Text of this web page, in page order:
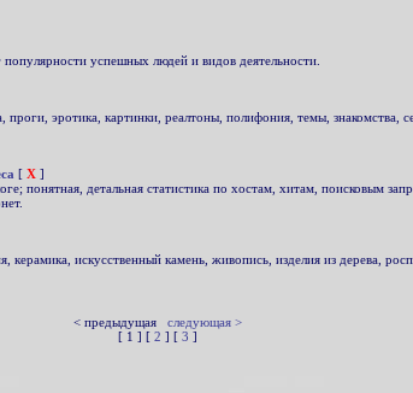
успешных людей и видов деятельности.
проги, эротика, картинки, реалтоны, полифония, темы, знакомства,
[ X ]
понятная, детальная статистика по хостам, хитам, поисковым
искусственный камень, живопись, изделия из дерева,
< предыдущая следующая >
[ 1 ] [2 ] [3 ]